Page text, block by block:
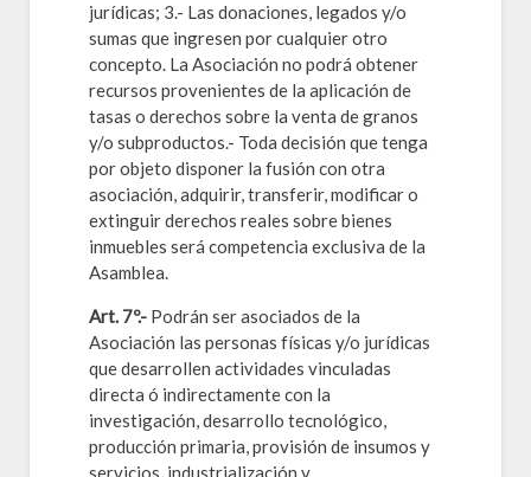
jurídicas; 3.- Las donaciones, legados y/o
sumas que ingresen por cualquier otro
concepto. La Asociación no podrá obtener
recursos provenientes de la aplicación de
tasas o derechos sobre la venta de granos
y/o subproductos.- Toda decisión que tenga
por objeto disponer la fusión con otra
asociación, adquirir, transferir, modificar o
extinguir derechos reales sobre bienes
inmuebles será competencia exclusiva de la
Asamblea.
Art. 7º.- Podrán ser asociados de la
Asociación las personas físicas y/o jurídicas
que desarrollen actividades vinculadas
directa ó indirectamente con la
investigación, desarrollo tecnológico,
producción primaria, provisión de insumos y
servicios, industrialización y